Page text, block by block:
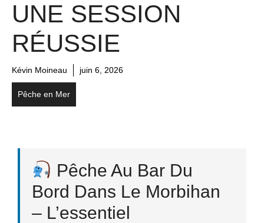
UNE SESSION
RÉUSSIE
Kévin Moineau juin 6, 2026
Pêche en Mer
Pêche Au Bar Du
Bord Dans Le Morbihan
– L’essentiel